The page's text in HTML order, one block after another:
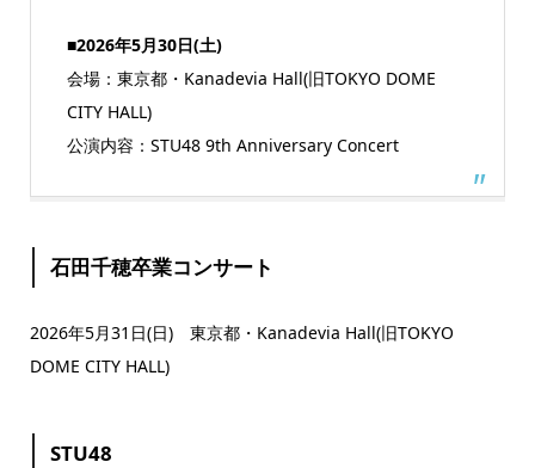
■2026年5月30日(土)
会場：東京都・Kanadevia Hall(旧TOKYO DOME
CITY HALL)
公演内容：STU48 9th Anniversary Concert
石田千穂卒業コンサート
2026年5月31日(日) 東京都・Kanadevia Hall(旧TOKYO
DOME CITY HALL)
STU48